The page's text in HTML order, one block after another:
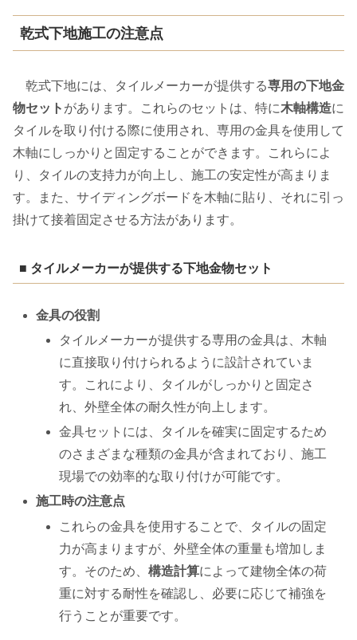
乾式下地施工の注意点
乾式下地には、タイルメーカーが提供する専用の下地金
物セット があります。これらのセットは、特に木軸構造に
タイルを取り付ける際に使用され、専用の金具を使用して
木軸にしっかりと固定することができます。これらによ
り、タイルの支持力が向上し、施工の安定性が高まりま
す。また、サイディングボードを木軸に貼り、それに引っ
掛けて接着固定させる方法があります。
■ タイルメーカーが提供する下地金物セット
金具の役割
タイルメーカーが提供する専用の金具は、木軸
に直接取り付けられるように設計されていま
す。これにより、タイルがしっかりと固定さ
れ、外壁全体の耐久性が向上します。
金具セットには、タイルを確実に固定するため
のさまざまな種類の金具が含まれており、施工
現場での効率的な取り付けが可能です。
施工時の注意点
これらの金具を使用することで、タイルの固定
力が高まりますが、外壁全体の重量も増加しま
す。そのため、構造計算によって建物全体の荷
重に対する耐性を確認し、必要に応じて補強を
行うことが重要です。